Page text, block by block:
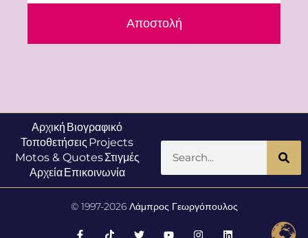
Αποστολή
Αρχική Βιογραφικό
Τοποθετήσεις Projects
Motos & QuotesΣτιγμές
ΑρχείαΕπικοινωνία
© 1997-2026 Λάμπρος Γεωργόπουλος